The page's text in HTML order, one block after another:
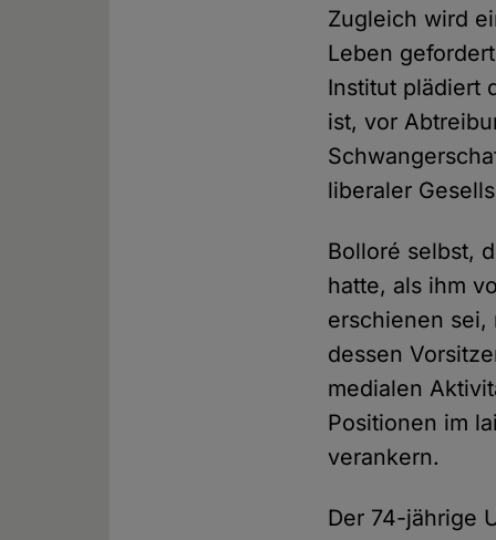
Zugleich wird
Leben
Institut plädiert
ist, vor
liberaler
Bolloré selbst,
hatte, als ihm
erschienen sei,
dessen
medialen
Positionen im
verankern.
Der 74-jährige